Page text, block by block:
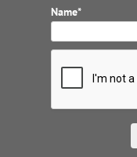
Name*